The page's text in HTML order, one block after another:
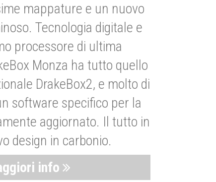
mappature e un nuovo
Tecnologia digitale e
processore di ultima
Monza ha tutto quello
DrakeBox2, e molto di
software specifico per la
aggiornato. Il tutto in
design in carbonio.
info